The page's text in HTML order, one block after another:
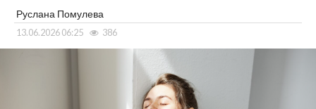
Руслана Помулева
13.06.2026 06:25 386